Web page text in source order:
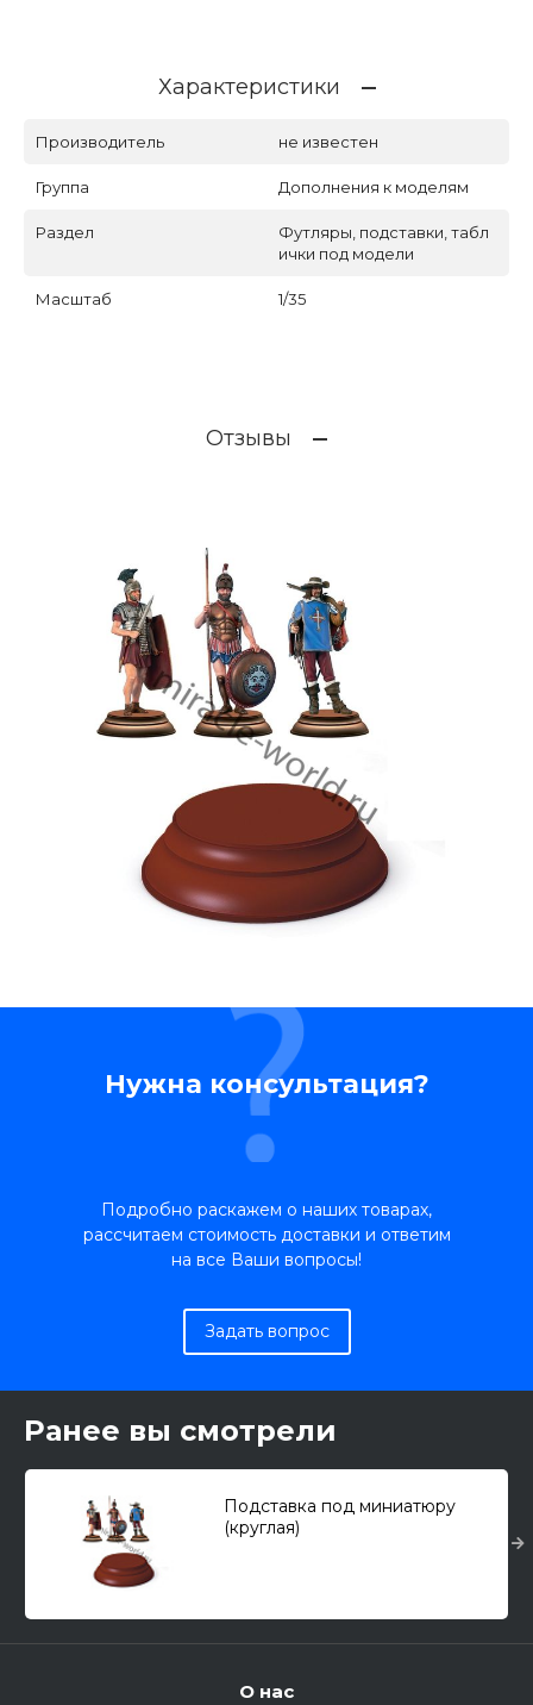
Характеристики
Производитель не известен
Группа Дополнения к моделям
Раздел
Футляры, подставки, табл
ички под модели
Масштаб 1/35
Отзывы
Нужна консультация?
Подробно раскажем о наших товарах,
рассчитаем стоимость доставки и ответим
на все Ваши вопросы!
Задать вопрос
Ранее вы смотрели
Подставка под миниатюру
(круглая)
О нас